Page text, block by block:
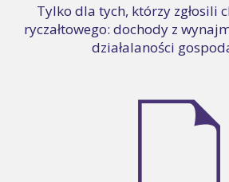
Tylko dla tych, którzy zgłosili
ryczałtowego: dochody z
działalaności